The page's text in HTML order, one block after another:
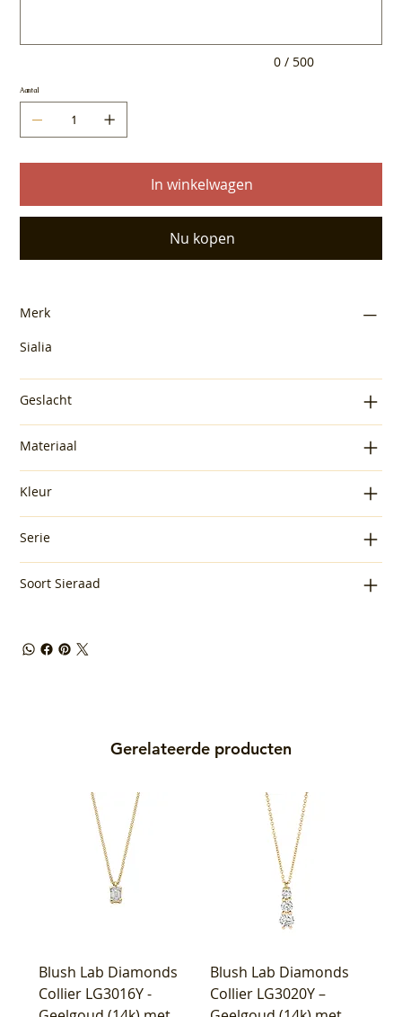
0 / 500
Aantal
In winkelwagen
Nu kopen
Merk
Sialia
Geslacht
Materiaal
Kleur
Serie
Soort Sieraad
Gerelateerde producten
Blush Lab Diamonds
Collier LG3016Y -
Blush Lab Diamonds
Collier LG3020Y –